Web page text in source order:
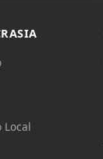
Local